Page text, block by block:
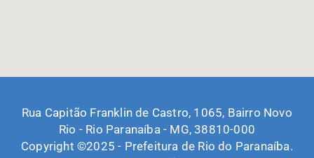
Rua Capitão Franklin de Castro, 1065, Bairro Novo
Rio - Rio Paranaíba - MG, 38810-000
Copyright ©2025 - Prefeitura de Rio do Paranaíba.